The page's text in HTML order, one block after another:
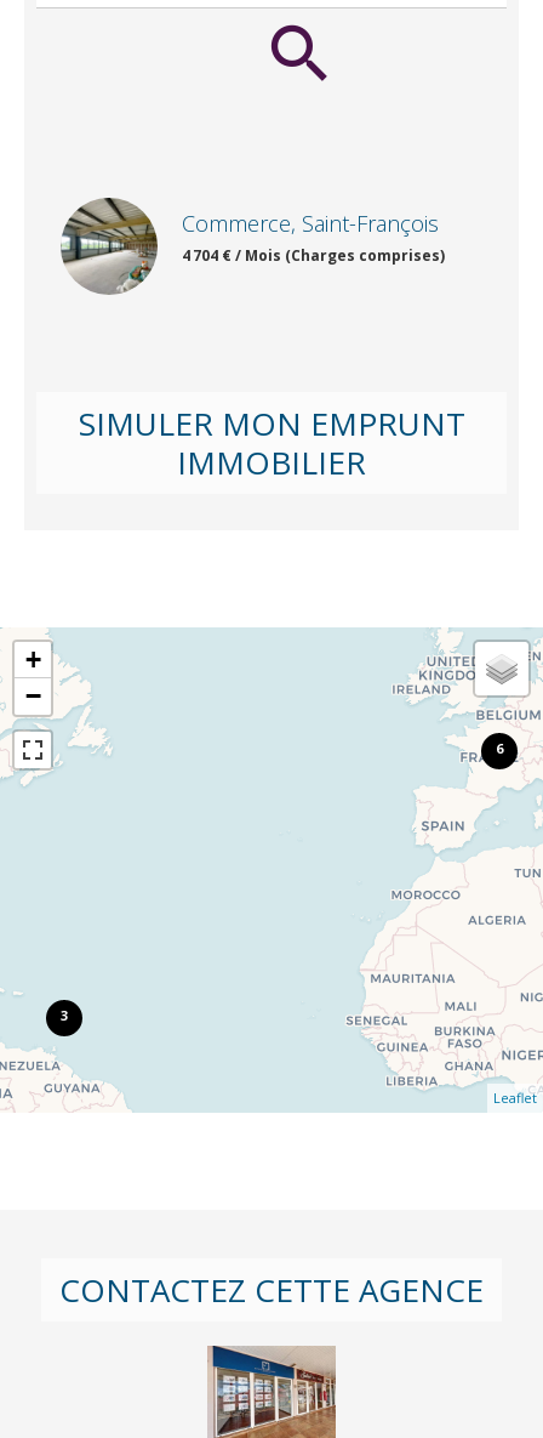
Commerce, Saint-François
4 704 € / Mois (Charges comprises)
SIMULER MON EMPRUNT
IMMOBILIER
3
6
+
−
Leaflet
CONTACTEZ CETTE AGENCE